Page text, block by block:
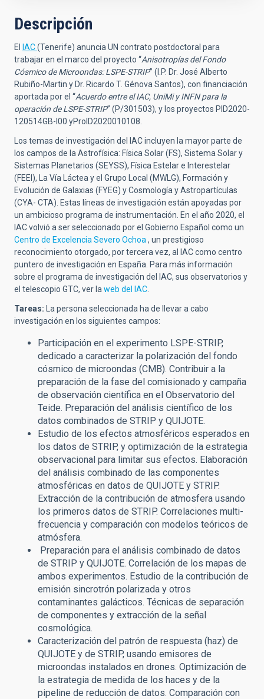
Descripción
El IAC(Tenerife) anuncia UN contrato postdoctoral para
trabajar en el marco del proyecto “Anisotropías del Fondo
Cósmico de Microondas: LSPE-STRIP” (I.P. Dr. José Alberto
Rubiño-Martin y Dr. Ricardo T. Génova Santos), con financiación
aportada por el “Acuerdo entre el IAC, UniMi y INFN para la
operación de LSPE-STRIP” (P/301503), y los proyectos PID2020-
120514GB-I00 yProID2020010108.
Los temas de investigación del IAC incluyen la mayor parte de
los campos de la Astrofísica: Física Solar (FS), Sistema Solar y
Sistemas Planetarios (SEYSS), Física Estelar e Interestelar
(FEEI), La Vía Láctea y el Grupo Local (MWLG), Formación y
Evolución de Galaxias (FYEG) y Cosmología y Astropartículas
(CYA- CTA). Estas líneas de investigación están apoyadas por
un ambicioso programa de instrumentación. En el año 2020, el
IAC volvió a ser seleccionado por el Gobierno Español como un
Centro de Excelencia Severo Ochoa , un prestigioso
reconocimiento otorgado, por tercera vez, al IAC como centro
puntero de investigación en España. Para más información
sobre el programa de investigación del IAC, sus observatorios y
el telescopio GTC, ver la web del IAC
Tareas: La persona seleccionada ha de llevar a cabo
investigación en los siguientes campos:
Participación en el experimento LSPE-STRIP,
dedicado a caracterizar la polarización del fondo
cósmico de microondas (CMB). Contribuir a la
preparación de la fase del comisionado y campaña
de observación científica en el Observatorio del
Teide. Preparación del análisis científico de los
datos combinados de STRIP y QUIJOTE.
Estudio de los efectos atmosféricos esperados en
los datos de STRIP, y optimización de la estrategia
observacional para limitar sus efectos. Elaboración
del análisis combinado de las componentes
atmosféricas en datos de QUIJOTE y STRIP.
Extracción de la contribución de atmosfera usando
los primeros datos de STRIP. Correlaciones multi-
frecuencia y comparación con modelos teóricos de
atmósfera.
Preparación para el análisis combinado de datos
de STRIP y QUIJOTE. Correlación de los mapas de
ambos experimentos. Estudio de la contribución de
emisión sincrotrón polarizada y otros
contaminantes galácticos. Técnicas de separación
de componentes y extracción de la señal
cosmológica.
Caracterización del patrón de respuesta (haz) de
QUIJOTE y de STRIP, usando emisores de
microondas instalados en drones. Optimización de
la estrategia de medida de los haces y de la
pipeline de reducción de datos. Comparación con